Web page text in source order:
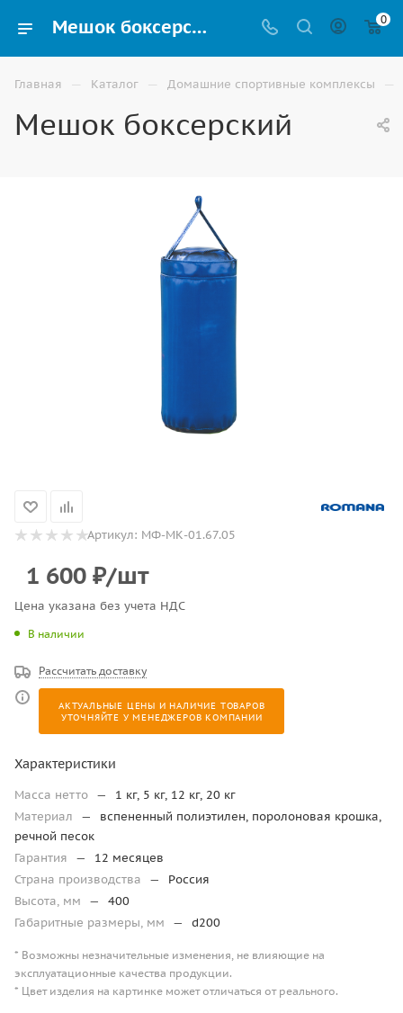
Мешок боксерский купить для шведских стенок и домашних спортивных комплексов в Ростове-на-Дону 0
Главная — Каталог — Домашние спортивные комплексы —
Мешок боксерский
Артикул: МФ-МК-01.67.05
1 600 ₽/шт
Цена указана без учета НДС
В наличии
Рассчитать доставку
АКТУАЛЬНЫЕ ЦЕНЫ И НАЛИЧИЕ ТОВАРОВ
УТОЧНЯЙТЕ У МЕНЕДЖЕРОВ КОМПАНИИ
Характеристики
Масса нетто —
1 кг, 5 кг, 12 кг, 20 кг
Материал
—
вспененный полиэтилен, поролоновая крошка,
речной песок
Гарантия
—
12 месяцев
Страна производства
—
Россия
Высота, мм
—
400
Габаритные размеры, мм
— d200
* Возможны незначительные изменения, не влияющие на
эксплуатационные качества продукции.
* Цвет изделия на картинке может отличаться от реального.